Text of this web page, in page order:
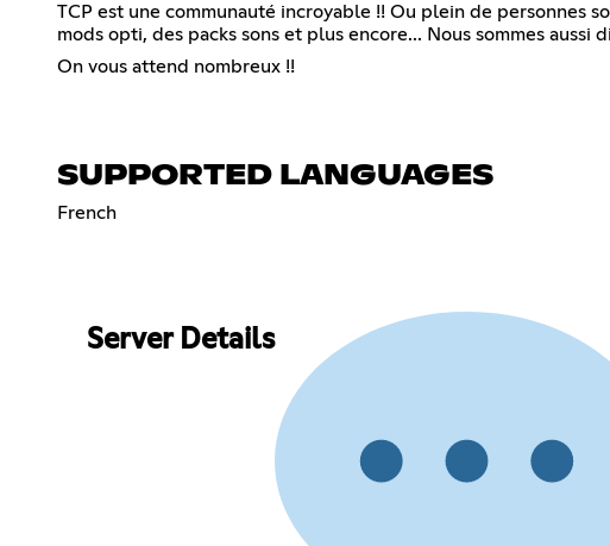
TCP est une communauté incroyable !! Ou plein de personnes
mods opti, des packs sons et plus encore... Nous sommes aussi
On vous attend nombreux !!
SUPPORTED LANGUAGES
French
Server Details